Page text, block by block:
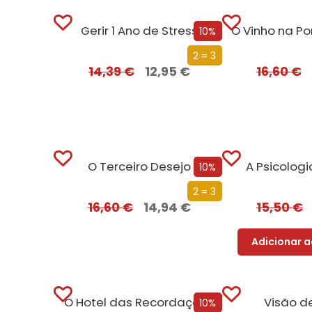
10%
2 = 3
Gerir 1 Ano de Stress
14,39€ 12,95 € 16,60€
10%
2 = 3
O Terceiro Desejo
16,60€ 14,94 €
A
15,50€
Adicionar
10%
O Hotel das Recordações Visão